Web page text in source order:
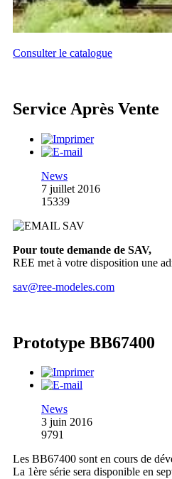
Consulter le catalogue
Service Après Vente
News
7 juillet 2016
15339
Pour toute demande de SAV,
REE met à votre disposition une
sav@ree-modeles.com
Prototype BB67400
News
3 juin 2016
9791
Les BB67400 sont en cours de
La 1ère série sera disponible en